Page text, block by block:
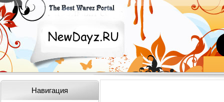
Навигация